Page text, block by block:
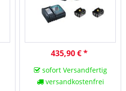
435,90 € *
sofort Versandfertig
versandkostenfrei